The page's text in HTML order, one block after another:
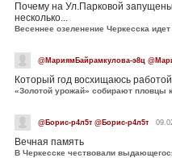
Почему на Ул.Парковой
несколько...
Весеннее озеленение Черкесска
@МариямБайрамкулова-э8ц
Который год восхищаюсь
«Золотой урожай» собирают пловцы
@Борис-р4л5т @Борис-р4л5т
Вечная память